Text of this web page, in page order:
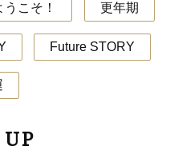
こそ！ 更年期
Future STORY